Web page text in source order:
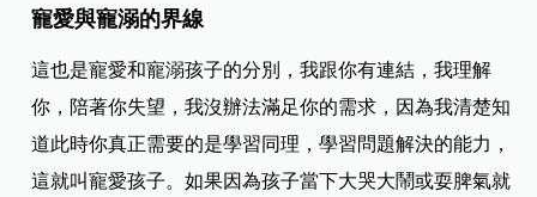
寵愛與寵溺的界線
這也是寵愛和寵溺孩子的分別，我跟你有連結，我理解
你，陪著你失望，我沒辦法滿足你的需求，因為我清楚知
道此時你真正需要的是學習同理，學習問題解決的能力，
這就叫寵愛孩子。如果因為孩子當下大哭大鬧或耍脾氣就